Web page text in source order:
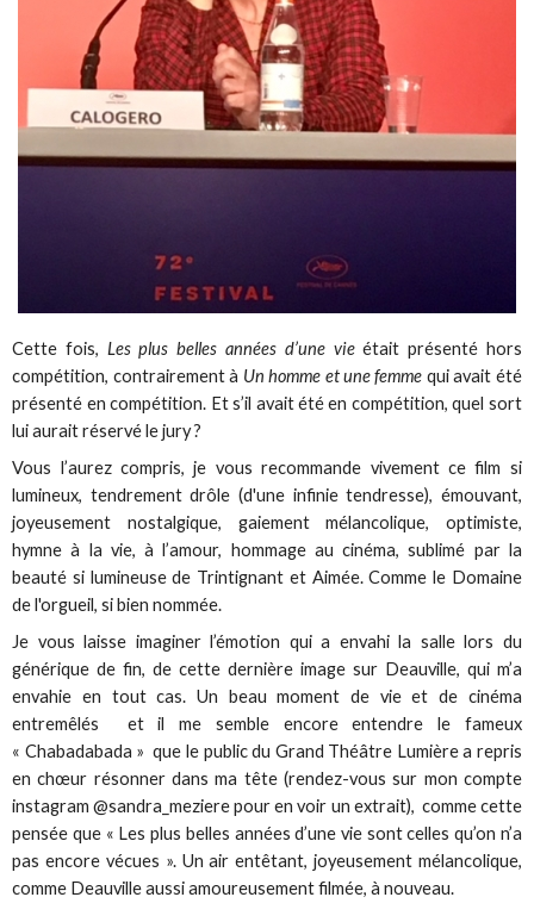
Cette fois, Les plus belles années d’une vieétait présenté hors
compétition, contrairement à Un homme et une femme qui avait été
présenté en compétition. Et s’il avait été en compétition, quel sort
lui aurait réservé le jury ?
Vous l’aurez compris, je vous recommande vivement ce film si
lumineux, tendrement drôle (d'une infinie tendresse), émouvant,
joyeusement nostalgique, gaiement mélancolique, optimiste,
hymne à la vie, à l’amour, hommage au cinéma, sublimé par la
beauté si lumineuse de Trintignant et Aimée. Comme le Domaine
de l'orgueil, si bien nommée.
Je vous laisse imaginer l’émotion qui a envahi la salle lors du
générique de fin, de cette dernière image sur Deauville, qui m’a
envahie en tout cas. Un beau moment de vie et de cinéma
entremêlés et il me semble encore entendre le fameux
« Chabadabada » que le public du Grand Théâtre Lumière a repris
en chœur résonner dans ma tête (rendez-vous sur mon compte
instagram @sandra_meziere pour en voir un extrait), comme cette
pensée que « Les plus belles années d’une vie sont celles qu’on n’a
pas encore vécues ». Un air entêtant, joyeusement mélancolique,
comme Deauville aussi amoureusement filmée, à nouveau.